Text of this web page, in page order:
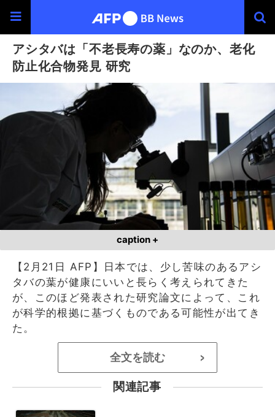
アシタバは「不老長寿の薬」なのか、老化
防止化合物発見 研究
caption +
【2月21日 AFP】日本では、少し苦味のあるアシ
タバの葉が健康にいいと長らく考えられてきた
が、このほど発表された研究論文によって、これ
が科学的根拠に基づくものである可能性が出てき
た。
全文を読む >
関連記事